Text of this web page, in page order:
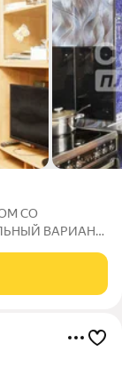
СО
ВАРИАНТ
жилье в
для вас!